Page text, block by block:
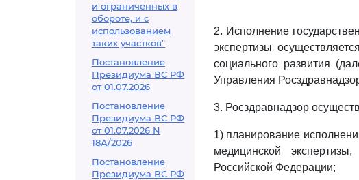
и ограниченных в
обороте, и с
использованием
таких участков"
Постановление
Президиума ВС РФ
от 01.07.2026
Постановление
Президиума ВС РФ
от 01.07.2026 N
18А/2026
Постановление
Президиума ВС РФ
2. Исполнение
экспертизы
социального развития
Управления
3. Росздравнадзор
1) планирование
медицинской
Российской Федерации;